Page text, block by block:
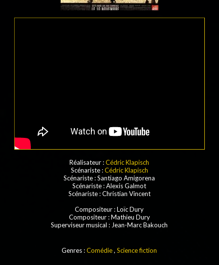
Réalisateur :Cédric Klapisch
Scénariste :Cédric Klapisch
Scénariste : Santiago Amigorena
Scénariste : Alexis Galmot
Scénariste : Christian Vincent
Compositeur : Loïc Dury
Compositeur : Mathieu Dury
Superviseur musical : Jean-Marc Bakouch
Genres :Comédie,Science fiction